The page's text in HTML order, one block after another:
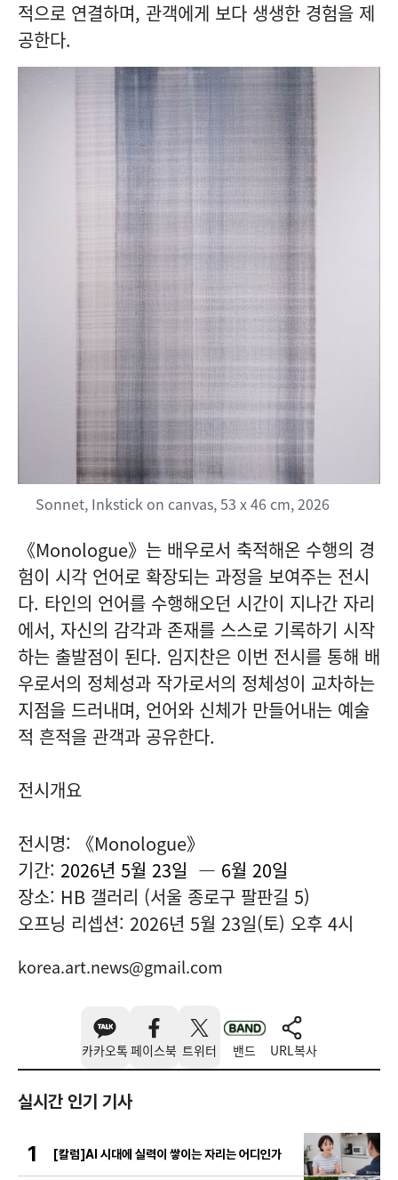
적으로 연결하며, 관객에게 보다 생생한 경험을 제
공한다.
Sonnet, Inkstick on canvas, 53 x 46 cm, 2026
《Monologue》는 배우로서 축적해온 수행의 경
험이 시각 언어로 확장되는 과정을 보여주는 전시
다. 타인의 언어를 수행해오던 시간이 지나간 자리
에서, 자신의 감각과 존재를 스스로 기록하기 시작
하는 출발점이 된다. 임지찬은 이번 전시를 통해 배
우로서의 정체성과 작가로서의 정체성이 교차하는
지점을 드러내며, 언어와 신체가 만들어내는 예술
적 흔적을 관객과 공유한다.
전시개요
전시명: 《Monologue》
기간: 2026년 5월 23일 — 6월 20일
장소: HB 갤러리 (서울 종로구 팔판길 5)
오프닝 리셉션: 2026년 5월 23일(토) 오후 4시
korea.art.news@gmail.com
카카오톡 페이스북 트위터 밴드 URL복사
실시간 인기 기사
1 [칼럼]AI 시대에 실력이 쌓이는 자리는 어디인가